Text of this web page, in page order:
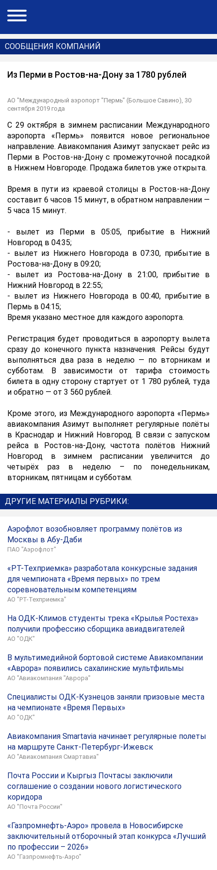
СООБЩЕНИЯ КОМПАНИЙ
Из Перми в Ростов-на-Дону за 1780 рублей
АО "Международный аэропорт "Пермь" (Большое Савино), 30
сентября 2019 года
С 29 октября в зимнем расписании Международного
аэропорта «Пермь» появится новое региональное
направление. Авиакомпания Азимут запускает рейс из
Перми в Ростов-на-Дону с промежуточной посадкой
в Нижнем Новгороде. Продажа билетов уже открыта.
Время в пути из краевой столицы в Ростов-на-Дону
составит 6 часов 15 минут, в обратном направлении —
5 часа 15 минут.
- вылет из Перми в 05:05, прибытие в Нижний
Новгород в 04:35;
- вылет из Нижнего Новгорода в 07:30, прибытие в
Ростова-на-Дону в 09:20;
- вылет из Ростова-на-Дону в 21:00, прибытие в
Нижний Новгород в 22:55;
- вылет из Нижнего Новгорода в 00:40, прибытие в
Пермь в 04:15;
Время указано местное для каждого аэропорта.
Регистрация будет проводиться в аэропорту вылета
сразу до конечного пункта назначения. Рейсы будут
выполняться два раза в неделю — по вторникам и
субботам. В зависимости от тарифа стоимость
билета в одну сторону стартует от 1 780 рублей, туда
и обратно — от 3 560 рублей.
Кроме этого, из Международного аэропорта «Пермь»
авиакомпания Азимут выполняет регулярные полёты
в Краснодар и Нижний Новгород. В связи с запуском
рейса в Ростов-на-Дону, частота полётов Нижний
Новгород в зимнем расписании увеличится до
четырёх раз в неделю – по понедельникам,
вторникам, пятницам и субботам.
ДРУГИЕ МАТЕРИАЛЫ РУБРИКИ:
Аэрофлот возобновляет программу полётов из
Москвы в Абу-Даби
ПАО "Аэрофлот"
«РТ-Техприемка» разработала конкурсные задания
для чемпионата «Время первых» по трем
соревновательным компетенциям
АО "РТ-Техприемка"
На ОДК-Климов студенты трека «Крылья Ростеха»
получили профессию сборщика авиадвигателей
АО "ОДК"
В мультимедийной бортовой системе Авиакомпании
«Аврора» появились сахалинские мультфильмы
АО "Авиакомпания "Аврора"
Специалисты ОДК-Кузнецов заняли призовые места
на чемпионате «Время Первых»
АО "ОДК"
Авиакомпания Smartavia начинает регулярные полеты
на маршруте Санкт-Петербург-Ижевск
АО "Авиакомпания Смартавиа"
Почта России и Кыргыз Почтасы заключили
соглашение о создании нового логистического
коридора
АО "Почта России"
«Газпромнефть-Аэро» провела в Новосибирске
заключительный отборочный этап конкурса «Лучший
по профессии – 2026»
АО "Газпромнефть-Аэро"